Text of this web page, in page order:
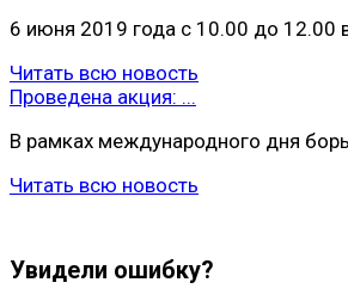
6 июня 2019 года с 10.00 до 12.00
Читать всю новость
Проведена акция: ...
В рамках международного дня
Читать всю новость
Увидели ошибку?